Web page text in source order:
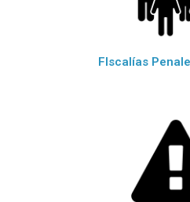
FIscalías